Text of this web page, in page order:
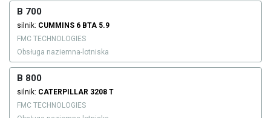
B 700
silnik: CUMMINS 6 BTA 5.9
FMC TECHNOLOGIES
Obsługa naziemna-lotniska
B 800
silnik: CATERPILLAR 3208 T
FMC TECHNOLOGIES